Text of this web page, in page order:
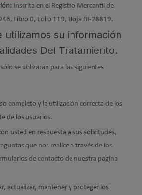
Inscrita en el Registro Mercantil de
Libro 0, Folio 119, Hoja BI-28819.
utilizamos su información
Del Tratamiento.
se utilizarán para las siguientes
completo y la utilización correcta de los
de los usuarios.
usted en respuesta a sus solicitudes,
que nos realice a través de los
de contacto de nuestra página
actualizar, mantener y proteger los